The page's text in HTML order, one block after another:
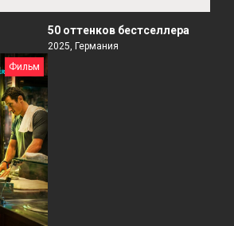
50 оттенков бестселлера
2025, Германия
Фильм